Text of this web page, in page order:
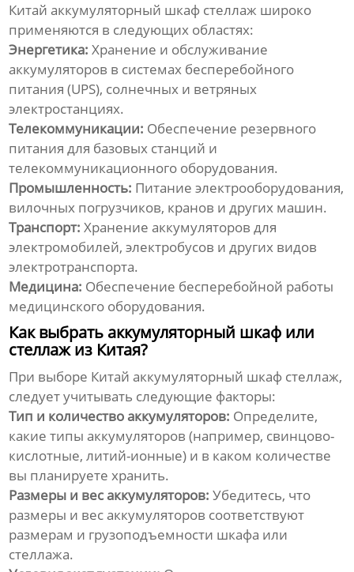
Китай аккумуляторный шкаф стеллаж широко
применяются в следующих областях:
Энергетика: Хранение и обслуживание
аккумуляторов в системах бесперебойного
питания (UPS), солнечных и ветряных
электростанциях.
Телекоммуникации: Обеспечение резервного
питания для базовых станций и
телекоммуникационного оборудования.
Промышленность: Питание электрооборудования,
вилочных погрузчиков, кранов и других машин.
Транспорт: Хранение аккумуляторов для
электромобилей, электробусов и других видов
электротранспорта.
Медицина: Обеспечение бесперебойной работы
медицинского оборудования.
Как выбрать аккумуляторный шкаф или
стеллаж из Китая?
При выборе Китай аккумуляторный шкаф стеллаж,
следует учитывать следующие факторы:
Тип и количество аккумуляторов: Определите,
какие типы аккумуляторов (например, свинцово-
кислотные, литий-ионные) и в каком количестве
вы планируете хранить.
Размеры и вес аккумуляторов: Убедитесь, что
размеры и вес аккумуляторов соответствуют
размерам и грузоподъемности шкафа или
стеллажа.